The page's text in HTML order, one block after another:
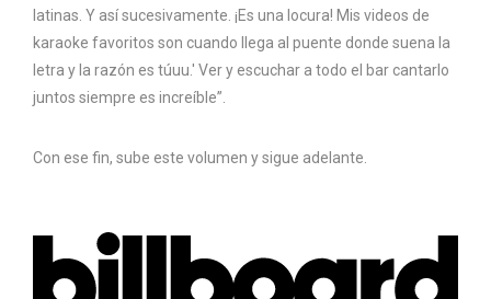
latinas. Y así sucesivamente. ¡Es una locura! Mis videos de
karaoke favoritos son cuando llega al puente donde suena la
letra y la razón es túuu.' Ver y escuchar a todo el bar cantarlo
juntos siempre es increíble”.
Con ese fin, sube este volumen y sigue adelante.